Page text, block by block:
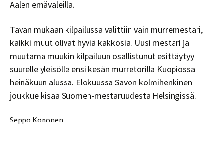
Aalen emävaleilla.
Tavan mukaan kilpailussa valittiin vain murremestari,
kaikki muut olivat hyviä kakkosia. Uusi mestari ja
muutama muukin kilpailuun osallistunut esittäytyy
suurelle yleisölle ensi kesän murretorilla Kuopiossa
heinäkuun alussa. Elokuussa Savon kolmihenkinen
joukkue kisaa Suomen-mestaruudesta Helsingissä.
Seppo Kononen